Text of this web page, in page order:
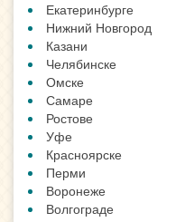
Екатеринбурге
Нижний Новгород
Казани
Челябинске
Омске
Самаре
Ростове
Уфе
Красноярске
Перми
Воронеже
Волгограде